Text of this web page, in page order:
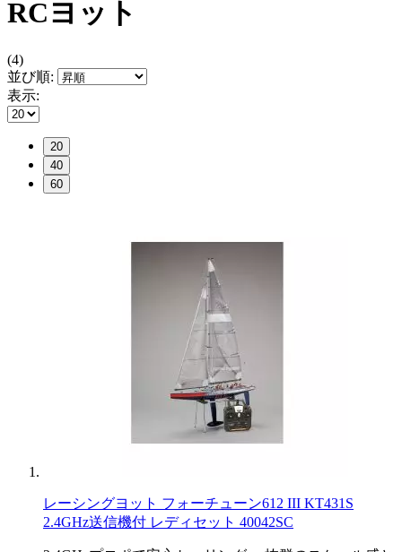
RCヨット
(4)
並び順:
表示:
20
40
60
レーシングヨット フォーチューン612 III KT431S
2.4GHz送信機付 レディセット 40042SC